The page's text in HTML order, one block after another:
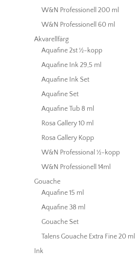
W&N Professionell 200 ml
W&N Professionell 60 ml
Akvarellfärg
Aquafine 2st ½-kopp
Aquafine Ink 29,5 ml
Aquafine Ink Set
Aquafine Set
Aquafine Tub 8 ml
Rosa Gallery 10 ml
Rosa Gallery Kopp
W&N Professional ½-kopp
W&N Professionell 14ml
Gouache
Aquafine 15 ml
Aquafine 38 ml
Gouache Set
Talens Gouache Extra Fine 20 ml
Ink